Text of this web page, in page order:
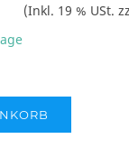
(Inkl. 19 % USt.